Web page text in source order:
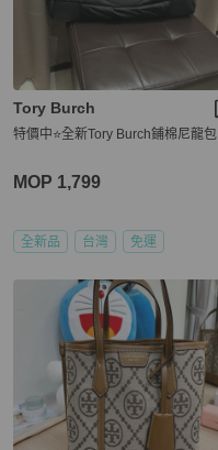
Tory Burch
特價中⭐️全新Tory Burch鋪棉尼龍包
MOP 1,799
全新品 台灣 免運